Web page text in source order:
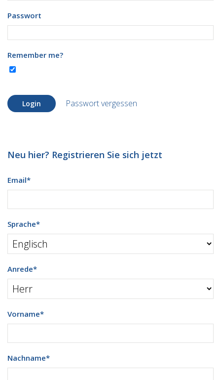
Passwort
Remember me?
Login Passwort vergessen
Neu hier? Registrieren Sie sich jetzt
Email*
Sprache*
Anrede*
Vorname*
Nachname*